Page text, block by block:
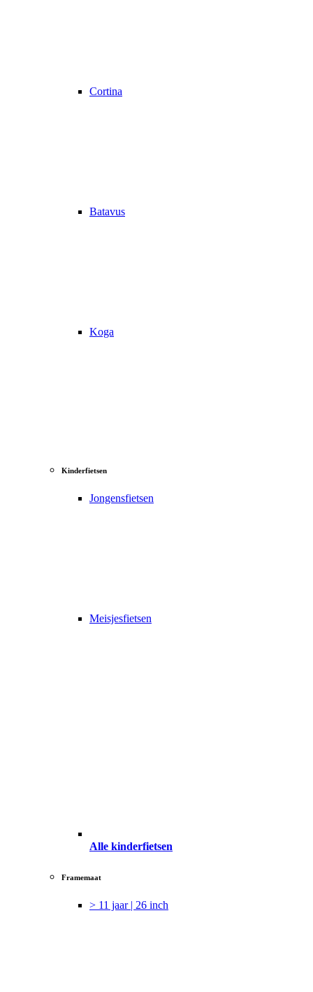
Cortina
Batavus
Koga
Kinderfietsen
Jongensfietsen
Meisjesfietsen
Alle kinderfietsen
Framemaat
> 11 jaar | 26 inch